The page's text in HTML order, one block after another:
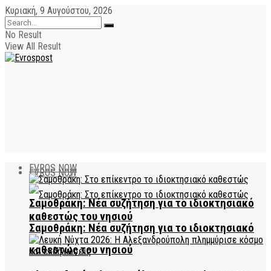
Κυριακή, 9 Αυγούστου, 2026
No Result
View All Result
EVROS NOW
Σαμοθράκη: Νέα συζήτηση για το ιδιοκτησιακό
καθεστώς του νησιού
EVROS NOW
Σαμοθράκη: Νέα συζήτηση για το ιδιοκτησιακό
καθεστώς του νησιού